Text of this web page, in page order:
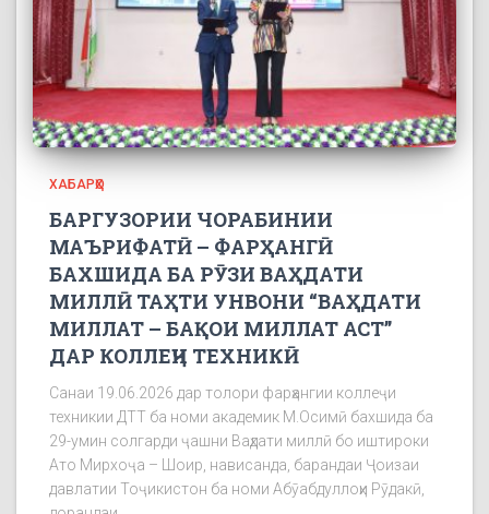
ХАБАРҲО
БАРГУЗОРИИ ЧОРАБИНИИ
МАЪРИФАТӢ – ФАРҲАНГӢ
БАХШИДА БА РӮЗИ ВАҲДАТИ
МИЛЛӢ ТАҲТИ УНВОНИ “ВАҲДАТИ
МИЛЛАТ – БАҚОИ МИЛЛАТ АСТ”
ДАР КОЛЛЕҶИ ТЕХНИКӢ
Санаи 19.06.2026 дар толори фарҳангии коллеҷи
техникии ДТТ ба номи академик М.Осимӣ бахшида ба
29-умин солгарди ҷашни Ваҳдати миллӣ бо иштироки
Ато Мирхоҷа – Шоир, нависанда, барандаи Ҷоизаи
давлатии Тоҷикистон ба номи Абӯабдуллоҳи Рӯдакӣ,